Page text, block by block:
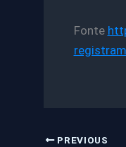
Fonte
PREVIOUS